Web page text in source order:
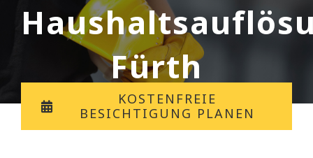
Fürth
KOSTENFREIE
BESICHTIGUNG PLANEN